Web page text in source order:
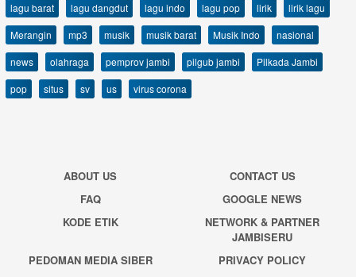
lagu barat
lagu dangdut lagu indo lagu pop lirik
lirik lagu
Merangin
mp3 musik musik barat Musik Indo
nasional
news
olahraga pemprov jambi pilgub jambi
Pilkada Jambi
pop
situs sv us virus corona
ABOUT US
CONTACT US
FAQ
GOOGLE NEWS
KODE ETIK
NETWORK & PARTNER
JAMBISERU
PEDOMAN MEDIA SIBER
PRIVACY POLICY